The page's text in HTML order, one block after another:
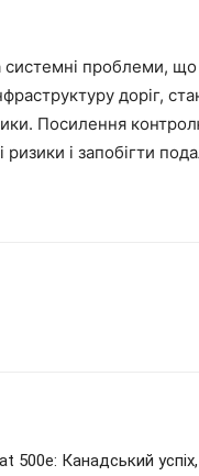
системні проблеми, що
доріг,
Посилення
і запобігти
500e: Канадський